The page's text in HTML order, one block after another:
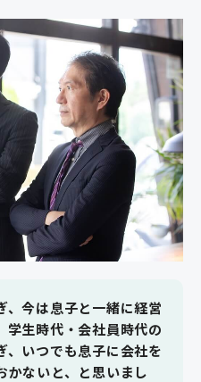
ス
わせ
、今は息子と一緒に経営
学生時代・会社員時代の
、いつでも息子に会社を
かないと、と思いまし